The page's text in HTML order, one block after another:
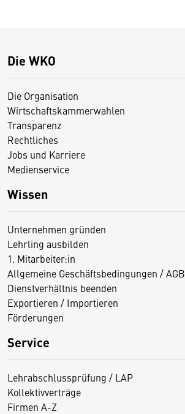
Die WKO
Die Organisation
Wirtschaftskammerwahlen
Transparenz
Rechtliches
Jobs und Karriere
Medienservice
Wissen
Unternehmen gründen
Lehrling ausbilden
1. Mitarbeiter:in
Allgemeine Geschäftsbedingungen / AGB
Dienstverhältnis beenden
Exportieren / Importieren
Förderungen
Service
Lehrabschlussprüfung / LAP
Kollektivverträge
Firmen A-Z